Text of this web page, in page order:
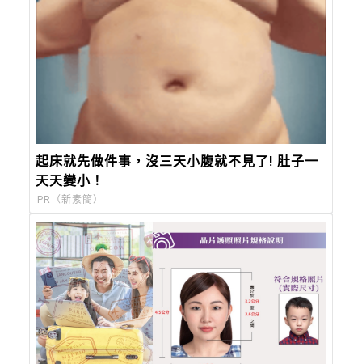
起床就先做件事，沒三天小腹就不見了! 肚子一
天天變小！
PR（新素簡）